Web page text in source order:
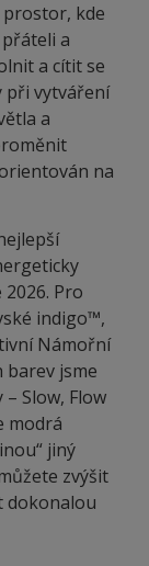
kde
a
a cítit se
při vytváření
a
na
Pro
indigo™,
Námořní
barev jsme
Slow, Flow
modrá
jiný
zvýšit
dokonalou